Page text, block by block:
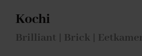
Kochi
Brilliant | Brick |